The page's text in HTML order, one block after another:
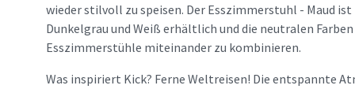
wieder stilvoll zu speisen. Der Esszimmerstuhl - Maud ist
Dunkelgrau und Weiß erhältlich und die neutralen
Esszimmerstühle miteinander zu kombinieren.
Was inspiriert Kick? Ferne Weltreisen! Die entspannte